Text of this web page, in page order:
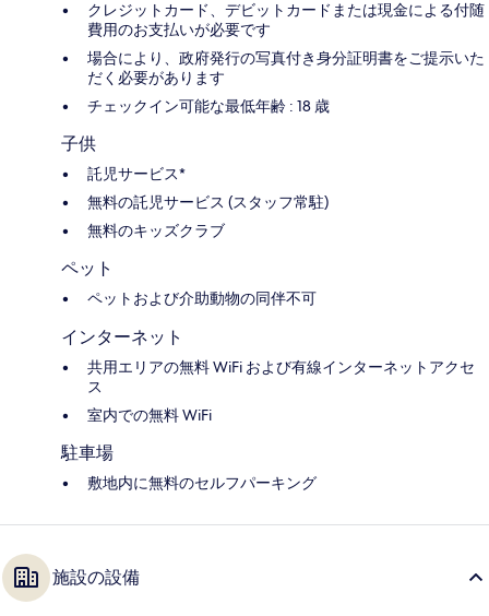
クレジットカード、デビットカードまたは現金による付随
費用のお支払いが必要です
場合により、政府発行の写真付き身分証明書をご提示いた
だく必要があります
チェックイン可能な最低年齢 : 18 歳
子供
託児サービス*
無料の託児サービス (スタッフ常駐)
無料のキッズクラブ
ペット
ペットおよび介助動物の同伴不可
インターネット
共用エリアの無料 WiFi および有線インターネットアクセ
ス
室内での無料 WiFi
駐車場
敷地内に無料のセルフパーキング
施設の設備